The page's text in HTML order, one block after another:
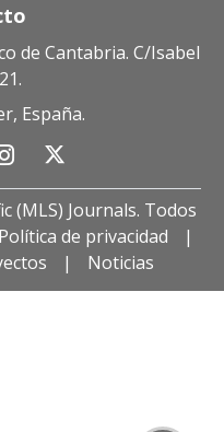
de Cantabria. C/Isabel
España.
(MLS) Journals. Todos
Política de privacidad
|
| Noticias